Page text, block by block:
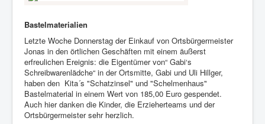
Bastelmaterialien
Letzte Woche Donnerstag der Einkauf von Ortsbürgermeister
Jonas in den örtlichen Geschäften mit einem äußerst
erfreulichen Ereignis: die Eigentümer von“ Gabi‘s
Schreibwarenlädche“ in der Ortsmitte, Gabi und Uli Hillger,
haben den Kita´s "Schatzinsel" und "Schelmenhaus"
Bastelmaterial in einem Wert von 185,00 Euro gespendet.
Auch hier danken die Kinder, die Erzieherteams und der
Ortsbürgermeister sehr herzlich.